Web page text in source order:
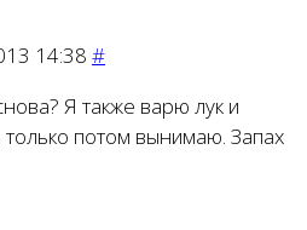
14:38 #
Я также варю лук и
потом вынимаю. Запах